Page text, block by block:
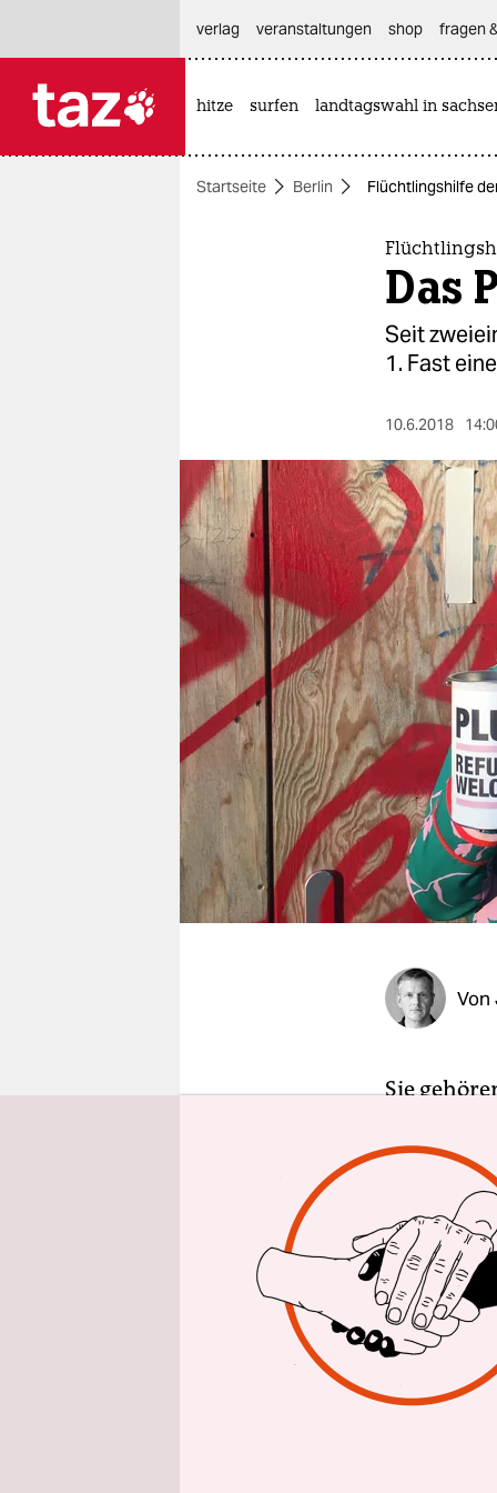
themen
berlin
nord
wahrheit
verlag
verlag
veranstaltungen
shop
fragen & hilfe
unterstützen
abo
verlag
veranstaltungen shop fragen
hitze surfen landtagswahl in
Startseite Berlin Flüchtlingshilfe
Das
Seit
1. Fast
10.6.2018
Von
Sie
kleinen,
großen
direkt
zum
eine der
auch
Plus 1 ist
Berliner
sehr
Das